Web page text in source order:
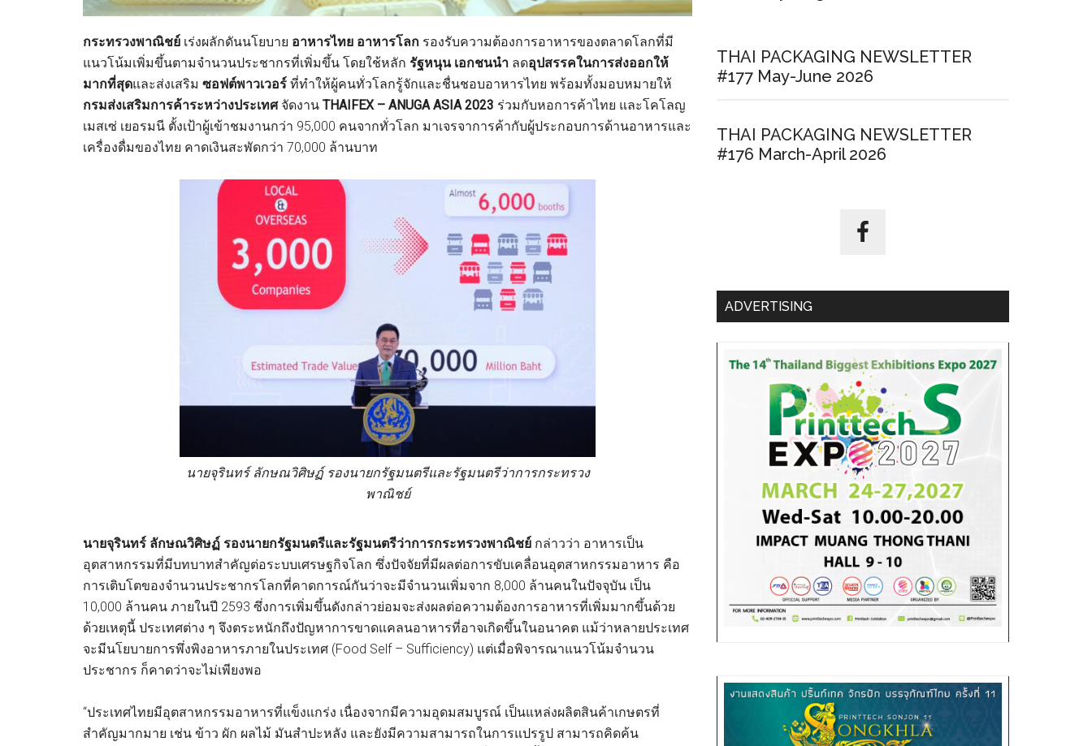
กระทรวงพาณิชย์ เร่งผลักดันนโยบาย อาหารไทย อาหารโลก รองรับความต้องการอาหารของตลาดโลกที่มี
แนวโน้มเพิ่มขึ้นตามจำนวนประชากรที่เพิ่มขึ้น โดยใช้หลัก รัฐหนุน เอกชนนำ ลดอุปสรรคในการส่งออกให้
มากที่สุดและส่งเสริม ซอฟต์พาวเวอร์ ที่ทำให้ผู้คนทั่วโลกรู้จักและชื่นชอบอาหารไทย พร้อมทั้งมอบหมายให้
กรมส่งเสริมการค้าระหว่างประเทศจัดงาน THAIFEX – ANUGA ASIA 2023 ร่วมกับหอการค้าไทย และโคโลญ
เมสเซ่ เยอรมนี ตั้งเป้าผู้เข้าชมงานกว่า 95,000 คนจากทั่วโลก มาเจรจาการค้ากับผู้ประกอบการด้านอาหารและ
เครื่องดื่มของไทย คาดเงินสะพัดกว่า 70,000 ล้านบาท
นายจุรินทร์ ลักษณวิศิษฏ์ รองนายกรัฐมนตรีและรัฐมนตรีว่าการกระทรวง
พาณิชย์
นายจุรินทร์ ลักษณวิศิษฏ์ รองนายกรัฐมนตรีและรัฐมนตรีว่าการกระทรวงพาณิชย์ กล่าวว่า อาหารเป็น
อุตสาหกรรมที่มีบทบาทสําคัญต่อระบบเศรษฐกิจโลก ซึ่งปัจจัยที่มีผลต่อการขับเคลื่อนอุตสาหกรรมอาหาร คือ
การเติบโตของจำนวนประชากรโลกที่คาดการณ์กันว่าจะมีจำนวนเพิ่มจาก 8,000 ล้านคนในปัจจุบัน เป็น
10,000 ล้านคน ภายในปี 2593 ซึ่งการเพิ่มขึ้นดังกล่าวย่อมจะส่งผลต่อความต้องการอาหารที่เพิ่มมากขึ้นด้วย
ด้วยเหตุนี้ ประเทศต่าง ๆ จึงตระหนักถึงปัญหาการขาดแคลนอาหารที่อาจเกิดขึ้นในอนาคต แม้ว่าหลายประเทศ
จะมีนโยบายการพึ่งพิงอาหารภายในประเทศ (Food Self – Sufficiency) แต่เมื่อพิจารณาแนวโน้มจำนวน
ประชากร ก็คาดว่าจะไม่เพียงพอ
“ประเทศไทยมีอุตสาหกรรมอาหารที่แข็งแกร่ง เนื่องจากมีความอุดมสมบูรณ์ เป็นแหล่งผลิตสินค้าเกษตรที่
สำคัญมากมาย เช่น ข้าว ผัก ผลไม้ มันสำปะหลัง และยังมีความสามารถในการแปรรูป สามารถคิดค้น
THAI PACKAGING NEWSLETTER
#177 May-June 2026
THAI PACKAGING NEWSLETTER
#176 March-April 2026
ADVERTISING